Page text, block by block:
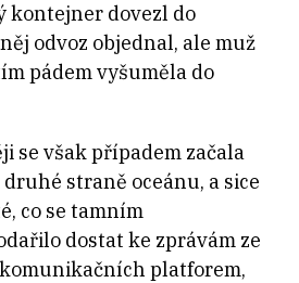
kontejner dovezl do
odvoz objednal, ale muž
pádem vyšuměla do
se však případem začala
straně oceánu, a sice
co se tamním
dostat ke zprávám ze
platforem,